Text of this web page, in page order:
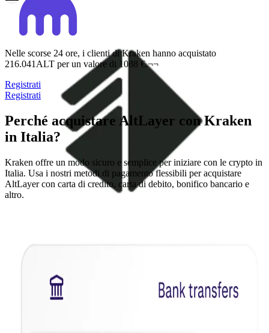
Nelle scorse 24 ore, i clienti di Kraken hanno acquistato
216.041ALT per un valore di 1088 €.¬¬
Registrati
Registrati
Perché acquistare AltLayer con Kraken
in Italia?
Kraken offre un modo sicuro e semplice per iniziare con le crypto in
Italia. Usa i nostri metodi di pagamento flessibili per acquistare
AltLayer con carta di credito, carta di debito, bonifico bancario e
altro.